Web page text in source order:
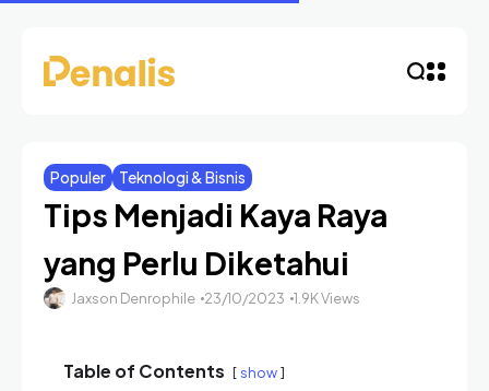
Populer Teknologi & Bisnis
Tips Menjadi Kaya Raya
yang Perlu Diketahui
Jaxson Denrophile 23/10/2023 1.9K Views
Table of Contents show